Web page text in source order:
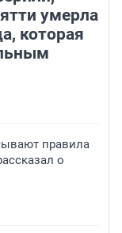
умерла
которая
правила
о